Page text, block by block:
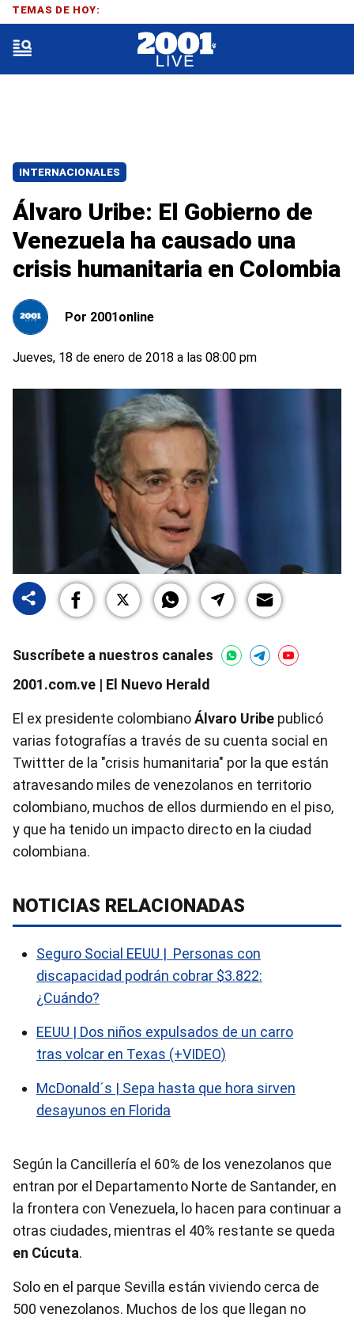
INTERNACIONALES
Álvaro Uribe: El Gobierno de
Venezuela ha causado una
crisis humanitaria en Colombia
Por 2001online
Jueves, 18 de enero de 2018 a las 08:00 pm
Suscríbete a nuestros canales
2001.com.ve | El Nuevo Herald
El ex presidente colombianoÁlvaro Uribe publicó
varias fotografías a través de su cuenta social en
Twittter de la "crisis humanitaria" por la que están
atravesando miles de venezolanos en territorio
colombiano, muchos de ellos durmiendo en el piso,
y que ha tenido un impacto directo en la ciudad
colombiana.
NOTICIAS RELACIONADAS
Seguro Social EEUU | Personas con
discapacidad podrán cobrar $3.822:
¿Cuándo?
EEUU | Dos niños expulsados de un carro
tras volcar en Texas (+VIDEO)
McDonald´s | Sepa hasta que hora sirven
desayunos en Florida
Según la Cancillería el 60% de los venezolanos que
entran por el Departamento Norte de Santander, en
la frontera con Venezuela, lo hacen para continuar a
otras ciudades, mientras el 40% restante se queda
en Cúcuta.
Solo en el parque Sevilla están viviendo cerca de
500 venezolanos. Muchos de los que llegan no
TEMAS DE HOY: